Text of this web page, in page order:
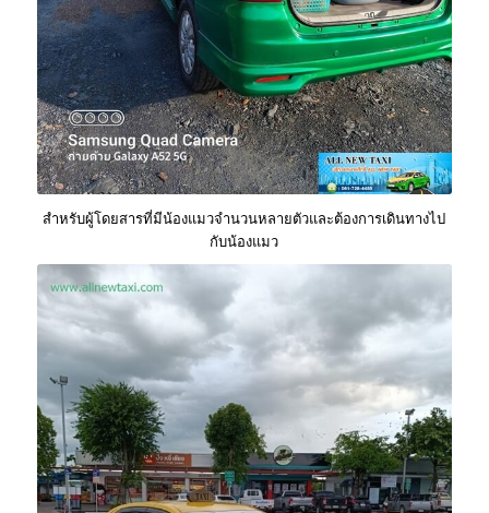
สำหรับผู้โดยสารที่มีน้องแมวจำนวนหลายตัวและต้องการเดินทางไป
กับน้องแมว